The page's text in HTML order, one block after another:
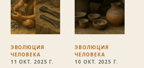
ЭВОЛЮЦИЯ
ЧЕЛОВЕКА
11 ОКТ. 2025 Г.
ЭВОЛЮЦИЯ
ЧЕЛОВЕКА
10 ОКТ. 2025 Г.